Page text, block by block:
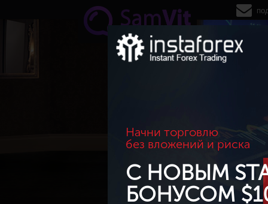
Перейти к основному содержанию
Начни торговлю
без вложений и риска
С НОВЫМ
БОНУСОМ